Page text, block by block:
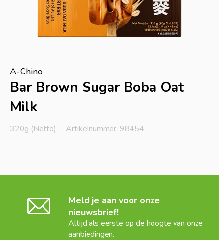
A-Chino
Bar Brown Sugar Boba Oat
Milk
320g (Netto) Artikelnummer: 98454
Meld je aan voor onze
nieuwsbrief!
Altijd als eerste op de hoogte van onze
aanbiedingen.